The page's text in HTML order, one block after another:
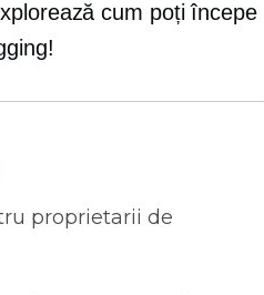
cum poți începe
proprietarii de